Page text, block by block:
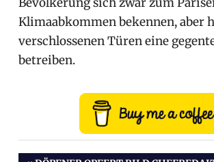
Klimaabkommen bekennen, aber
verschlossenen Türen eine
betreiben.